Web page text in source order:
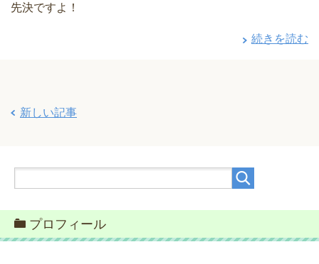
先決ですよ！
続きを読む
新しい記事
プロフィール